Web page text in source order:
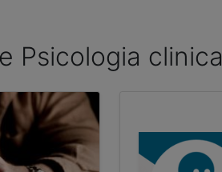
Psicologia clinica